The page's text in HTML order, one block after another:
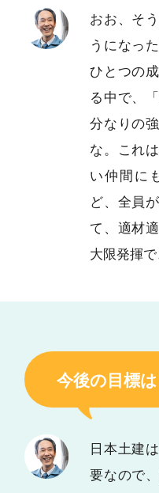
おお、そ
うになっ
ひとつの
る中で、
分なりの
な。これ
い仲間に
ど、全員
て、適材
大限発揮で
今後の目標は
日本土建
要なので